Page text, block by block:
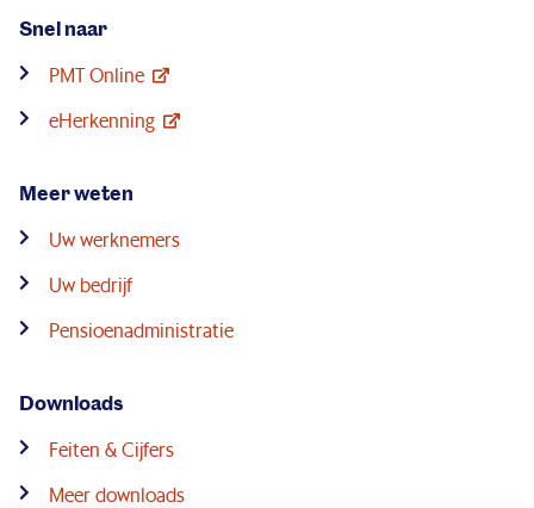
Snel naar
PMT Online
eHerkenning
Meer weten
Uw werknemers
Uw bedrijf
Pensioenadministratie
Downloads
Feiten & Cijfers
Meer downloads